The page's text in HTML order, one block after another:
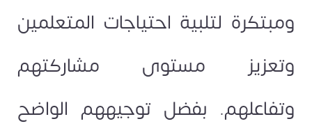
ومبتكرة لتلبية احتياجات المتعلمين
وتعزيز مستوى مشاركتهم
وتفاعلهم. بفضل توجيههم الواضح